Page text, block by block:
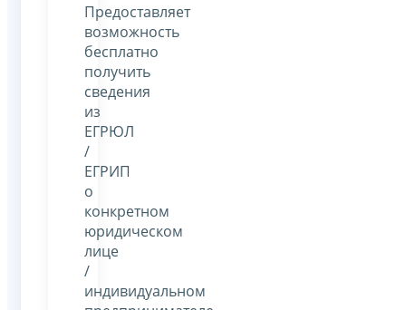
Предоставляет
возможность
бесплатно
получить
сведения
из
ЕГРЮЛ
/
ЕГРИП
о
конкретном
юридическом
лице
/
индивидуальном